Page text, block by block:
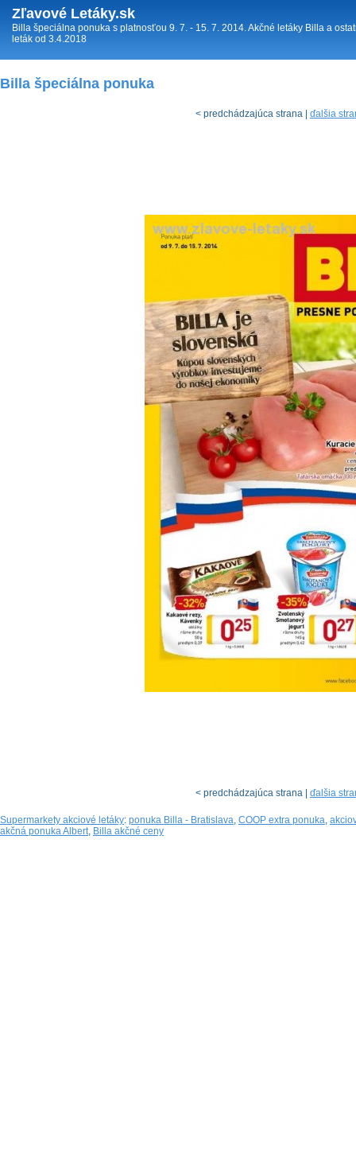
Zľavové Letáky.sk
Billa špeciálna ponuka s platnosťou 9. 7. - 15. 7. 2014. Akčné letáky Billa a
leták od 3.4.2018
Billa špeciálna ponuka
< predchádzajúca strana | ďalšia
< predchádzajúca strana | ďalšia
Supermarkety akciové letáky: ponuka Billa - Bratislava, COOP extra ponuka,
akčná ponuka Albert, Billa akčné ceny